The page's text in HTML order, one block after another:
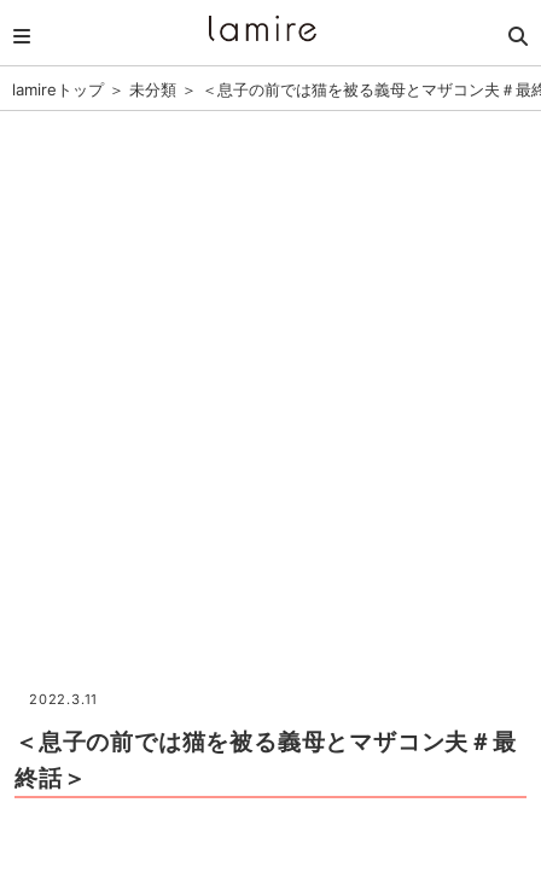
lamireトップ＞ 未分類 ＞ ＜息子の前では猫を被る義母とマザコン夫＃最
2022.3.11
＜息子の前では猫を被る義母とマザコン夫＃最
終話＞